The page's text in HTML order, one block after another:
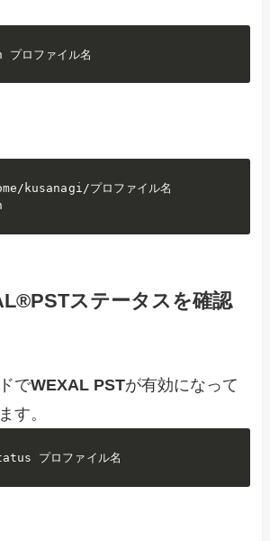
ロファイル名
kusanagi/プロファイル名
ステータスを確認
でWEXAL PSTが有効になって
す。
プロファイル名